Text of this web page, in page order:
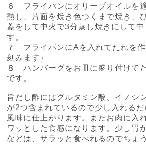
６ フライパンにオリーブオイルを
熱し、片面を焼き色つくまで焼き、
蓋をして中火で3分蒸し焼きにして中
す。
７ フライパンにA を入れてたれを
刻みます）
８ ハンバーグをお皿に盛り付けて
です。
旨だし酢にはグルタミン酸、イノシ
が2つ含まれているので少し入れる
風味に仕上がります。またお肉に入
ワッとした食感になります。少し胃
などは、サラッと食べれるのでちょ